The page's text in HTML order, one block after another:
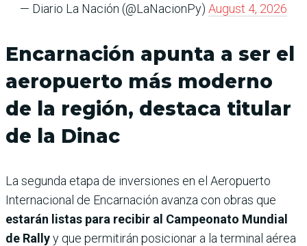
— Diario La Nación (@LaNacionPy) August 4, 2026
Encarnación apunta a ser el
aeropuerto más moderno
de la región, destaca titular
de la Dinac
La segunda etapa de inversiones en el Aeropuerto
Internacional de Encarnación avanza con obras que
estarán listas para recibir al Campeonato Mundial
de Rallyy que permitirán posicionar a la terminal aérea